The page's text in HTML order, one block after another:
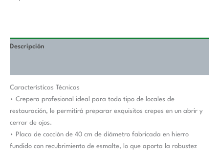
Descripción
Características Técnicas
• Crepera profesional ideal para todo tipo de locales de
restauración, le permitirá preparar exquisitos crepes en un abrir y
cerrar de ojos.
• Placa de cocción de 40 cm de diámetro fabricada en hierro
fundido con recubrimiento de esmalte, lo que aporta la robustez